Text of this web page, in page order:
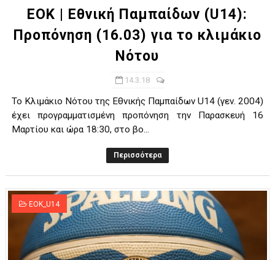
ΕΟΚ | Εθνική Παμπαίδων (U14):
Προπόνηση (16.03) για το κλιμάκιο
Νότου
14.3.18
Το Κλιμάκιο Νότου της Εθνικής Παμπαίδων U14 (γεν. 2004)
έχει προγραμματισμένη προπόνηση την Παρασκευή 16
Μαρτίου και ώρα 18:30, στο βο...
Περισσότερα
EOK_U14